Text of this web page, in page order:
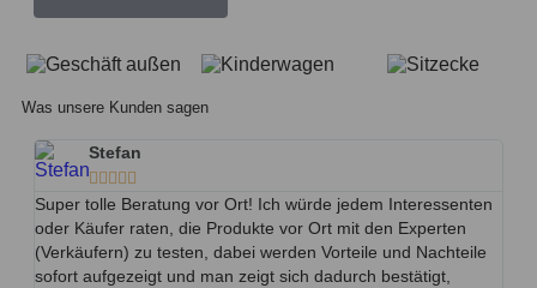
Was unsere Kunden sagen
Stefan
    
Super tolle Beratung vor Ort! Ich würde jedem Interessenten
oder Käufer raten, die Produkte vor Ort mit den Experten
(Verkäufern) zu testen, dabei werden Vorteile und Nachteile
sofort aufgezeigt und man zeigt sich dadurch bestätigt,